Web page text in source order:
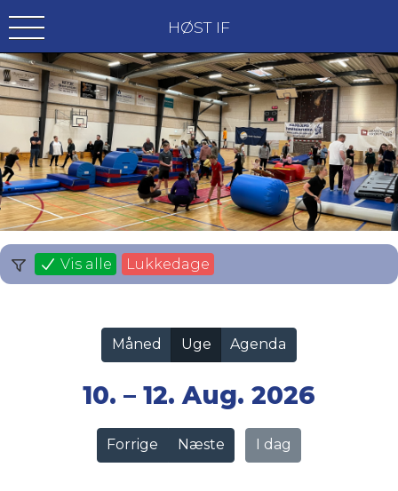
HØST IF
Vis alle Lukkedage
Forrige Næste I dag
10. – 12. Aug. 2026
Måned Uge Agenda